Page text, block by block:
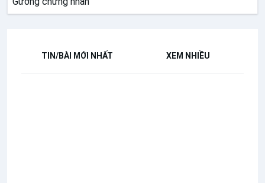
TIN/BÀI MỚI NHẤT XEM NHIỀU